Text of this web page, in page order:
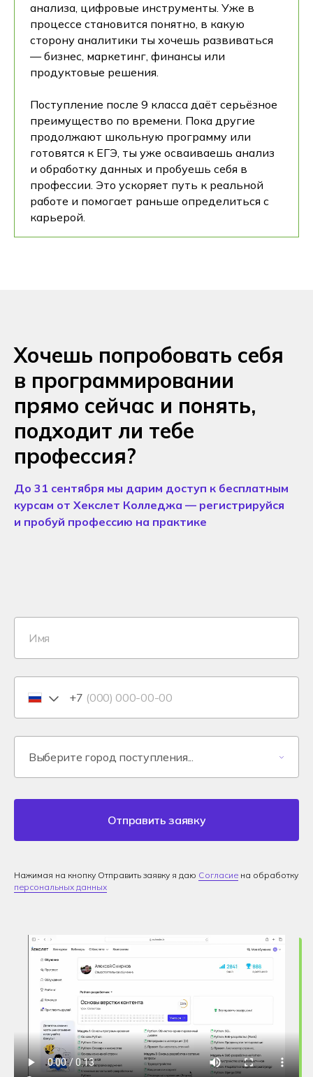
анализа, цифровые инструменты. Уже в
процессе становится понятно, в какую
сторону аналитики ты хочешь развиваться
— бизнес, маркетинг, финансы или
продуктовые решения.
Поступление после 9 класса даёт серьёзное
преимущество по времени. Пока другие
продолжают школьную программу или
готовятся к ЕГЭ, ты уже осваиваешь анализ
и обработку данных и пробуешь себя в
профессии. Это ускоряет путь к реальной
работе и помогает раньше определиться с
карьерой.
Хочешь попробовать себя
в программировании
прямо сейчас и понять,
подходит ли тебе
профессия?
До 31 сентября мы дарим доступ к бесплатным
курсам от Хекслет Колледжа — регистрируйся
и пробуй профессию на практике
+7
Отправить заявку
Нажимая на кнопку Отправить заявку я даю Согласие на обработку
персональных данных